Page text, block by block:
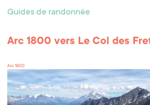
Guides de randonnée
Arc 1800 vers Le Col des
Arc 1800